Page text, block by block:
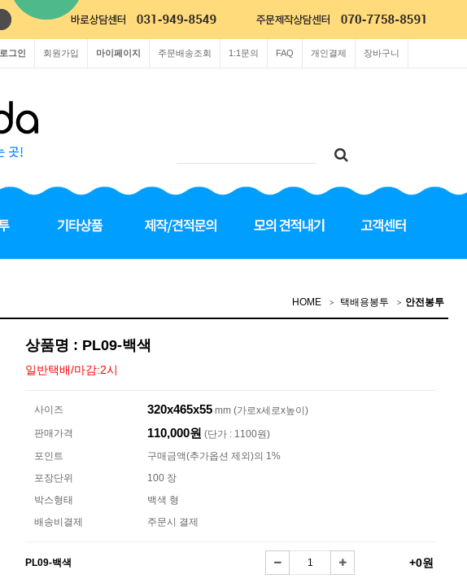
장바구니
개인결제
FAQ
1:1문의
주문배송조회
마이페이지
회원가입
로그인
HOME 택배용봉투 안전봉투
상품명 : PL09-백색
일반택배/마감:2시
사이즈 320x465x55 mm (가로x세로x높이)
판매가격
110,000원 (단가 : 1100원)
포인트
구매금액(추가옵션 제외)의 1%
포장단위
100 장
박스형태
백색 형
배송비결제
주문시 결제
PL09-백색 +0원